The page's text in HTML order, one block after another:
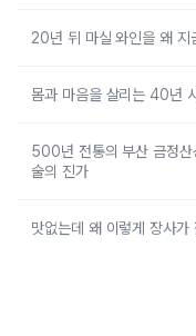
20년 뒤 마실 와인을 왜 지
몸과 마음을 살리는 40년
500년 전통의 부산 금정산
술의 진가
맛없는데 왜 이렇게 장사